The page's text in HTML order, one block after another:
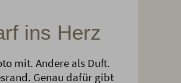
ins Herz
mit. Andere als Duft.
Genau dafür gibt